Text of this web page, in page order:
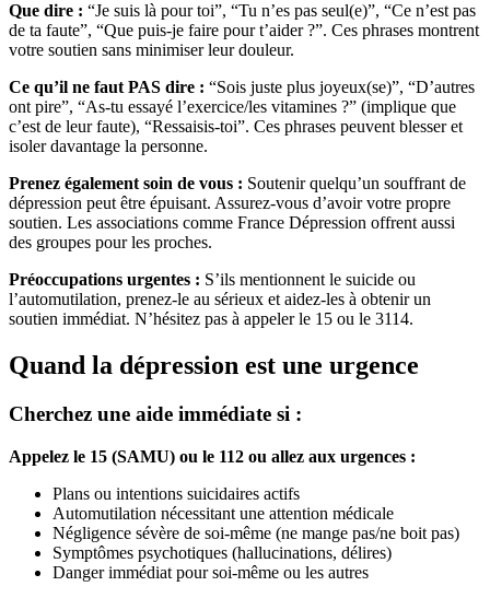
Que dire : “Je suis là pour toi”, “Tu n’es pas seul(e)”, “Ce n’est pas
de ta faute”, “Que puis-je faire pour t’aider ?”. Ces phrases montrent
votre soutien sans minimiser leur douleur.
Ce qu’il ne faut PAS dire : “Sois juste plus joyeux(se)”, “D’autres
ont pire”, “As-tu essayé l’exercice/les vitamines ?” (implique que
c’est de leur faute), “Ressaisis-toi”. Ces phrases peuvent blesser et
isoler davantage la personne.
Prenez également soin de vous : Soutenir quelqu’un souffrant de
dépression peut être épuisant. Assurez-vous d’avoir votre propre
soutien. Les associations comme France Dépression offrent aussi
des groupes pour les proches.
Préoccupations urgentes : S’ils mentionnent le suicide ou
l’automutilation, prenez-le au sérieux et aidez-les à obtenir un
soutien immédiat. N’hésitez pas à appeler le 15 ou le 3114.
Quand la dépression est une urgence
Cherchez une aide immédiate si :
Appelez le 15 (SAMU) ou le 112 ou allez aux urgences :
Plans ou intentions suicidaires actifs
Automutilation nécessitant une attention médicale
Négligence sévère de soi-même (ne mange pas/ne boit pas)
Symptômes psychotiques (hallucinations, délires)
Danger immédiat pour soi-même ou les autres